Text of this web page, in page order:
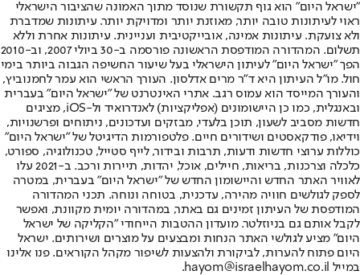
"ישראל היום" הוא גוף תקשורת שנוסד מתוך האמונה שהציבור הישראלי
ראוי לעיתונות טובה יותר, מאוזנת יותר ומדויקת יותר. עיתונות שמדברת
ולא צועקת. עיתונות אמינה, אובייקטיבית ועניינית. עיתונות אחרת וללא
תשלום. המהדורה המודפסת הראשונה פורסמה ב-30 ביולי 2007, וב-2010
הפך "ישראל היום" לעיתון הישראלי בעל שיעור החשיפה הגבוה ביותר בימי
חול. מו"ל העיתון היא ד"ר מרים אדלסון. העורך הראשי הוא עמר לחמנוביץ,
והעורך המייסד הוא עמוס רגב. אתרי האינטרנט של "ישראל היום" בעברית
ובאנגלית, כמו כן היישומונים (אפליקציות) לאנדרואיד ול-iOS, מציגים
חדשות מסביב לשעון, תוכן בלעדי, מבזקים ועדכונים, ניתוחים ופרשנויות,
וידיאו, פודקאסטים ושידורים חיים. פלטפורמות הדיגיטל של "ישראל היום"
כוללות ערוצי חדשות ודעות, תרבות ובידור, לייף סטייל, טכנולוגיה, ספורט,
כלכלה וצרכנות, בריאות, חיילים, אוכל, יהדות, תיירות ורכב. ב-2021 עלו
לאוויר האתר החדש והיישומון החדש של "ישראל היום" בעברית, במטרה
לספק לגולשים חוויה מהירה, עדכנית, בטוחה ונוחה. תכני המהדורה
המודפסת של העיתון זמינים גם באתר, במהדורה יומית מקוונת, ואפשר
לקבל אותם גם בניוזלטר. מועדון ההטבות הייחודי "הקליקה של ישראל
היום" מציע לגולשי האתר הנחות ומבצעים על מוצרים ושירותים. ישראל
היום פתוח להערות, לביקורת ולהצעות לשיפור מקהל הקוראים. פנו אלינו
במייל hayom@israelhayom.co.il.